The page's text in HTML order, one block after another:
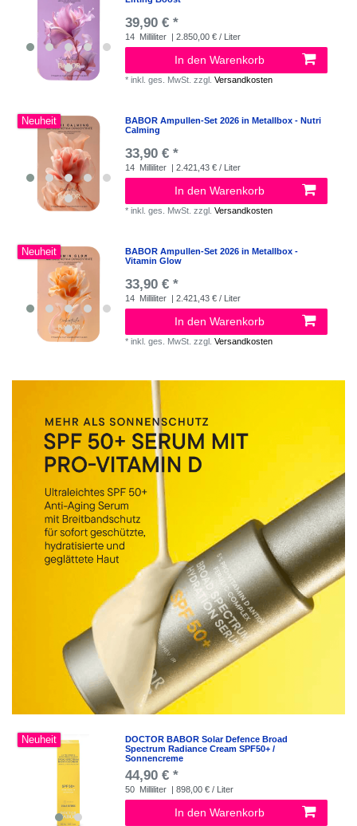
39,90 € *
14 Milliliter | 2.850,00 € / Liter
In den Warenkorb
*inkl. ges. MwSt. zzgl.Versandkosten
Neuheit
BABOR Ampullen-Set 2026 in Metallbox - Nutri
Calming
33,90 € *
14 Milliliter | 2.421,43 € / Liter
In den Warenkorb
*inkl. ges. MwSt. zzgl.Versandkosten
Neuheit
BABOR Ampullen-Set 2026 in Metallbox -
Vitamin Glow
33,90 € *
14 Milliliter | 2.421,43 € / Liter
In den Warenkorb
*inkl. ges. MwSt. zzgl.Versandkosten
Neuheit
DOCTOR BABOR Solar Defence Broad
Spectrum Radiance Cream SPF50+ /
Sonnencreme
44,90 € *
50 Milliliter | 898,00 € / Liter
In den Warenkorb